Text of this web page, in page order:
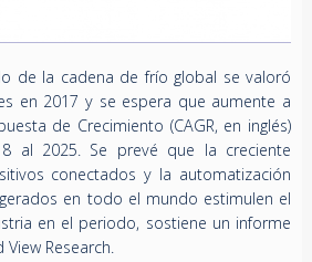
de la cadena de frío global se valoró
en 2017 y se espera que aumente a
de Crecimiento (CAGR, en inglés)
al 2025. Se prevé que la creciente
conectados y la automatización
en todo el mundo estimulen el
en el periodo, sostiene un informe
Research.